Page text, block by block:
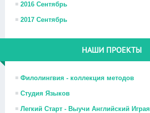
2016 Сентябрь
2017 Сентябрь
НАШИ ПРОЕКТЫ
Филолингвия - коллекция методов
Студия Языков
Легкий Старт - Выучи Английский Играя